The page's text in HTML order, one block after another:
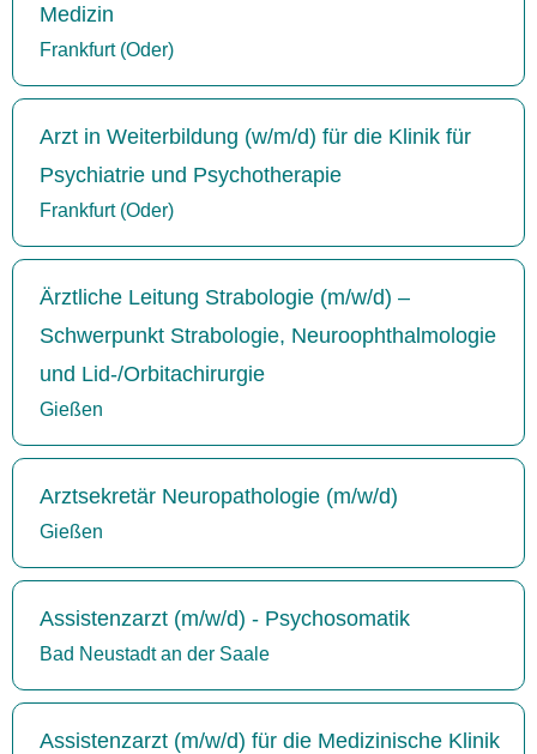
Medizin
Frankfurt (Oder)
Arzt in Weiterbildung (w/m/d) für die Klinik für
Psychiatrie und Psychotherapie
Frankfurt (Oder)
Ärztliche Leitung Strabologie (m/w/d) –
Schwerpunkt Strabologie, Neuroophthalmologie
und Lid-/Orbitachirurgie
Gießen
Arztsekretär Neuropathologie (m/w/d)
Gießen
Assistenzarzt (m/w/d) - Psychosomatik
Bad Neustadt an der Saale
Assistenzarzt (m/w/d) für die Medizinische Klinik